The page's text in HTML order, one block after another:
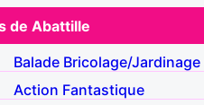
de Abattille
Balade Bricolage/Jardinage
Action Fantastique